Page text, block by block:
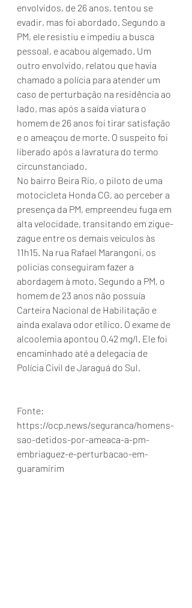
envolvidos, de 26 anos, tentou se
evadir, mas foi abordado. Segundo a
PM, ele resistiu e impediu a busca
pessoal, e acabou algemado. Um
outro envolvido, relatou que havia
chamado a polícia para atender um
caso de perturbação na residência ao
lado, mas após a saída viatura o
homem de 26 anos foi tirar satisfação
e o ameaçou de morte. O suspeito foi
liberado após a lavratura do termo
circunstanciado.
No bairro Beira Rio, o piloto de uma
motocicleta Honda CG, ao perceber a
presença da PM, empreendeu fuga em
alta velocidade, transitando em zigue-
zague entre os demais veículos às
11h15. Na rua Rafael Marangoni, os
policias conseguiram fazer a
abordagem à moto. Segundo a PM, o
homem de 23 anos não possuía
Carteira Nacional de Habilitação e
ainda exalava odor etílico. O exame de
alcoolemia apontou 0.42 mg/l. Ele foi
encaminhado até a delegacia de
Polícia Civil de Jaraguá do Sul.
Fonte:
https://ocp.news/seguranca/homens-
sao-detidos-por-ameaca-a-pm-
embriaguez-e-perturbacao-em-
guaramirim